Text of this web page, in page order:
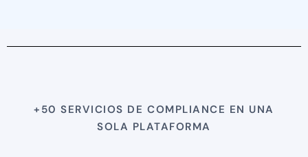
+50 SERVICIOS DE COMPLIANCE EN UNA
SOLA PLATAFORMA